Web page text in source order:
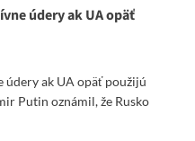
údery ak UA opäť
údery ak UA opäť použijú
Putin oznámil, že Rusko